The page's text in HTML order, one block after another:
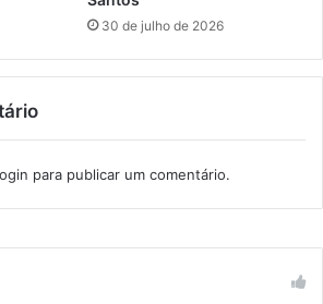
30 de julho de 2026
para publicar um comentário.